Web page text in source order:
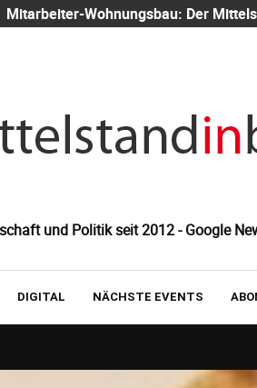
Mitarbeiter-Wohnungsbau: Der
und Politik seit 2012 - Google
DIGITAL NÄCHSTE EVENTS